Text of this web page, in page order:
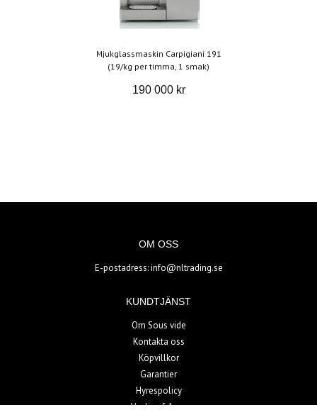
Mjukglassmaskin Carpigiani 191
(19/kg per timma, 1 smak)
190 000 kr
OM OSS
E-postadress:info@nltrading.se
KUNDTJÄNST
Om Sous vide
Kontakta oss
Köpvillkor
Garantier
Hyrespolicy
Vanliga frågor